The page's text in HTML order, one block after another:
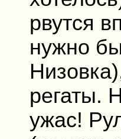
рвутся
нужно
регаты.
ужас!